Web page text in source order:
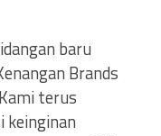
baru
Brands
terus
keinginan